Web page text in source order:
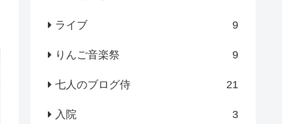
ライブ 9
りんご音楽祭 9
七人のブログ侍 21
入院 3